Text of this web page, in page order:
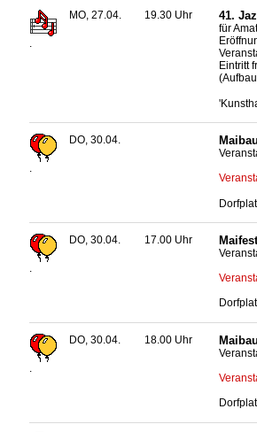
.
MO, 27.04. 19.30 Uhr 41.
für
Eintritt
.
DO, 30.04.
.
DO, 30.04. 17.00 Uhr
.
DO, 30.04. 18.00 Uhr